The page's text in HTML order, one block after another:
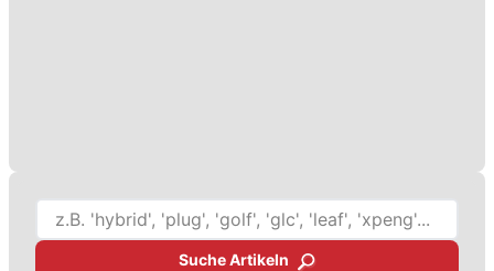
Suche Artikeln